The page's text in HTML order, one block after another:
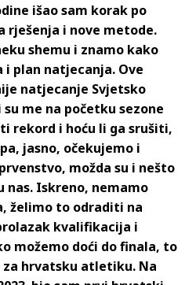
išao sam korak po
rješenja i nove metode.
shemu i znamo kako
plan natjecanja. Ove
natjecanje Svjetsko
me na početku sezone
rekord i hoću li ga srušiti,
jasno, očekujemo i
možda su i nešto
nas. Iskreno, nemamo
želimo to odraditi na
kvalifikacija i
možemo doći do finala, to
za hrvatsku atletiku. Na